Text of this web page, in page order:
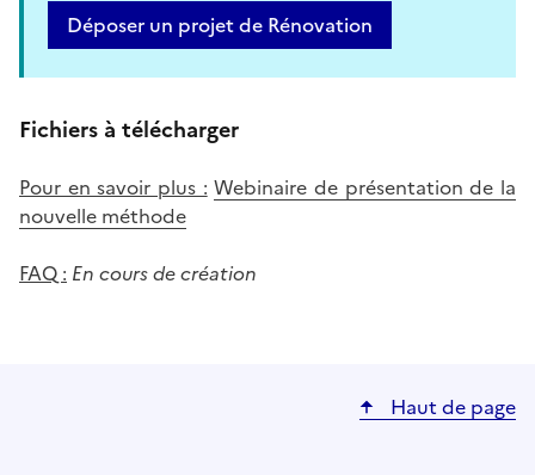
Déposer un projet de Rénovation
Fichiers à télécharger
Pour en savoir plus : Webinaire de présentation de la
nouvelle méthode
FAQ : En cours de création
Haut de page